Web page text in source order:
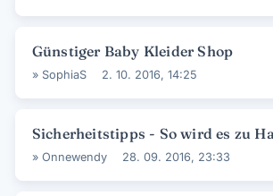
Günstiger Baby Kleider Shop
» SophiaS 2. 10. 2016, 14:25
Sicherheitstipps - So wird es zu
» Onnewendy 28. 09. 2016, 23:33